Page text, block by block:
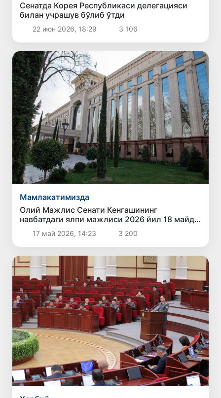
Сенатда Корея Республикаси делегацияси
билан учрашув бўлиб ўтди
22 июн 2026, 18:29 3 106
Мамлакатимизда
Олий Мажлис Сенати Кенгашининг
навбатдаги ялпи мажлиси 2026 йил 18 майда
чақирилади
17 май 2026, 14:23 3 200